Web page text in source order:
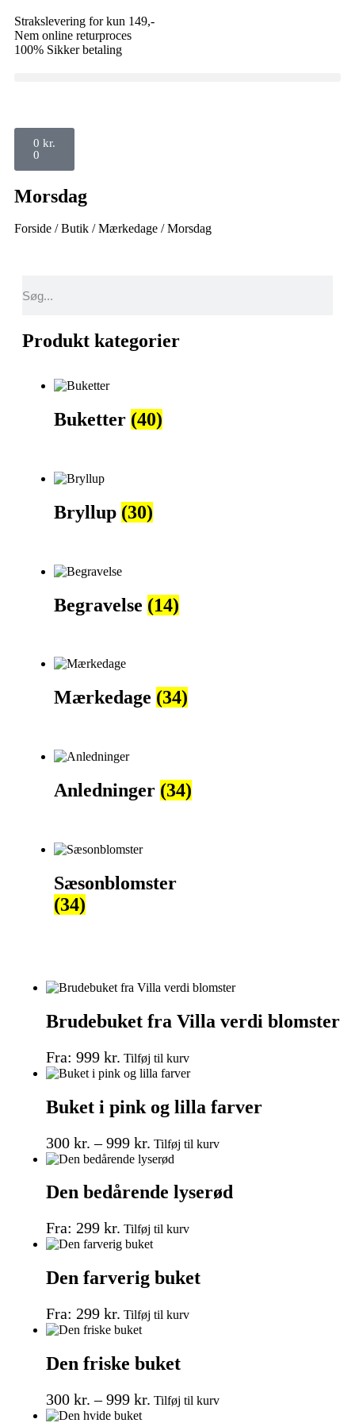
Strakslevering for kun 149,-
Nem online returproces
100% Sikker betaling
0 kr.
0
Morsdag
Forside /Butik /Mærkedage / Morsdag
Produkt kategorier
Buketter (40)
Bryllup (30)
Begravelse (14)
Mærkedage (34)
Anledninger (34)
Sæsonblomster
(34)
Brudebuket fra Villa verdi blomster
Fra: 999 kr. Tilføj til kurv
Buket i pink og lilla farver
300 kr. – 999 kr. Tilføj til kurv
Den bedårende lyserød
Fra: 299 kr. Tilføj til kurv
Den farverig buket
Fra: 299 kr. Tilføj til kurv
Den friske buket
300 kr. – 999 kr. Tilføj til kurv